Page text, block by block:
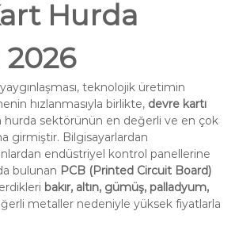
Hurda
2026
teknolojik üretimin
hızlanmasıyla birlikte, devre kartı
hurda sektörünün en değerli ve en çok
girmiştir. Bilgisayarlardan
endüstriyel kontrol panellerine
bulunan PCB (Printed Circuit Board)
bakır, altın, gümüş, palladyum,
metaller nedeniyle yüksek fiyatlarla